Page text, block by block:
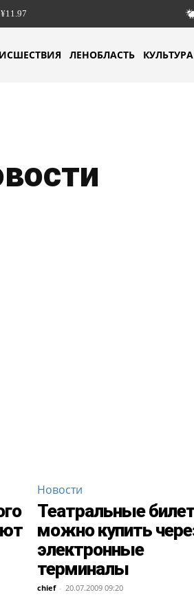
¥11.97
ЛЕНОБЛАСТЬ КУЛЬТУРА
Новости
Театральные
можно купить
электронные
терминалы
chief - 20.07.2009 09:20